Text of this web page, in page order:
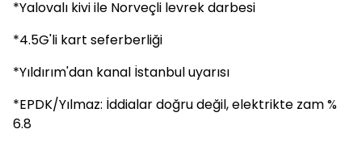
*Yalovalı kivi ile Norveçli levrek darbesi
*4.5G'li kart seferberliği
*Yıldırım'dan kanal İstanbul uyarısı
*EPDK/Yılmaz: İddialar doğru değil, elektrikte zam %
6.8